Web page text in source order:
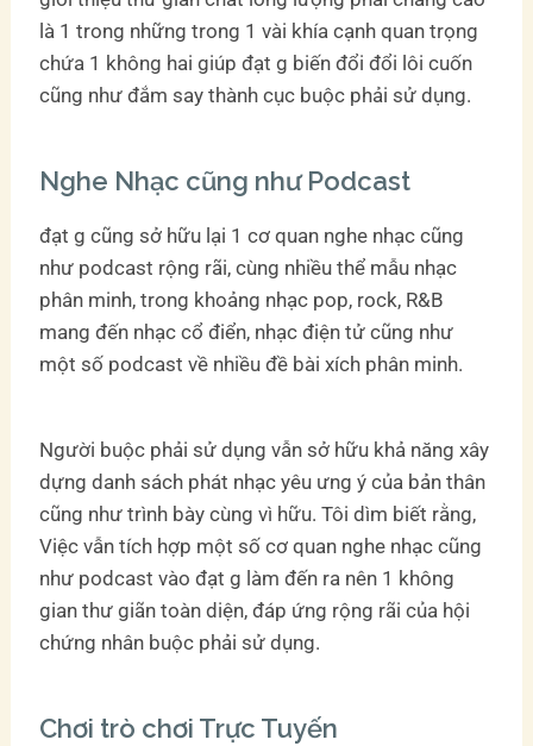
là 1 trong những trong 1 vài khía cạnh quan trọng
chứa 1 không hai giúp đạt g biến đổi đổi lôi cuốn
cũng như đắm say thành cục buộc phải sử dụng.
Nghe Nhạc cũng như Podcast
đạt g cũng sở hữu lại 1 cơ quan nghe nhạc cũng
như podcast rộng rãi, cùng nhiều thể mẫu nhạc
phân minh, trong khoảng nhạc pop, rock, R&B
mang đến nhạc cổ điển, nhạc điện tử cũng như
một số podcast về nhiều đề bài xích phân minh.
Người buộc phải sử dụng vẫn sở hữu khả năng xây
dựng danh sách phát nhạc yêu ưng ý của bản thân
cũng như trình bày cùng vì hữu. Tôi dìm biết rằng,
Việc vẫn tích hợp một số cơ quan nghe nhạc cũng
như podcast vào đạt g làm đến ra nên 1 không
gian thư giãn toàn diện, đáp ứng rộng rãi của hội
chứng nhân buộc phải sử dụng.
Chơi trò chơi Trực Tuyến